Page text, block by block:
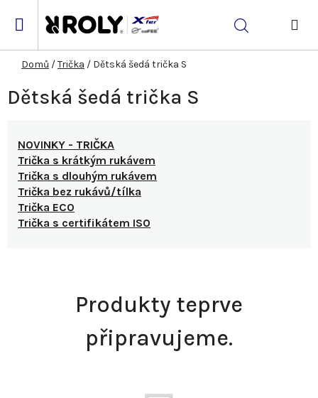
Hledat
Domů /Trička / Dětská šedá trička S
Dětská šedá trička S
NOVINKY - TRIČKA
Trička s krátkým rukávem
Trička s dlouhým rukávem
Trička bez rukávů/tílka
Trička ECO
Trička s certifikátem ISO
Produkty teprve
připravujeme.